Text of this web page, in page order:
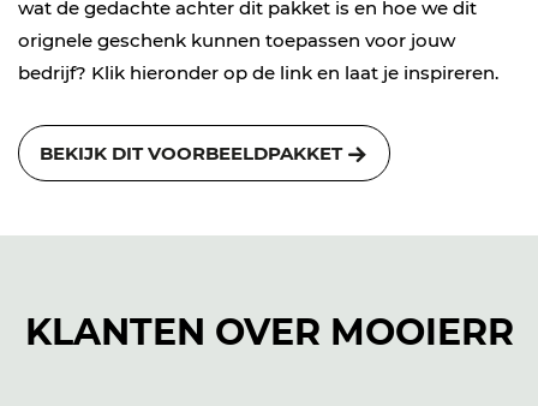
wat de gedachte achter dit pakket is en hoe we dit
orignele geschenk kunnen toepassen voor jouw
bedrijf? Klik hieronder op de link en laat je inspireren.
BEKIJK DIT VOORBEELDPAKKET
KLANTEN OVER MOOIERR